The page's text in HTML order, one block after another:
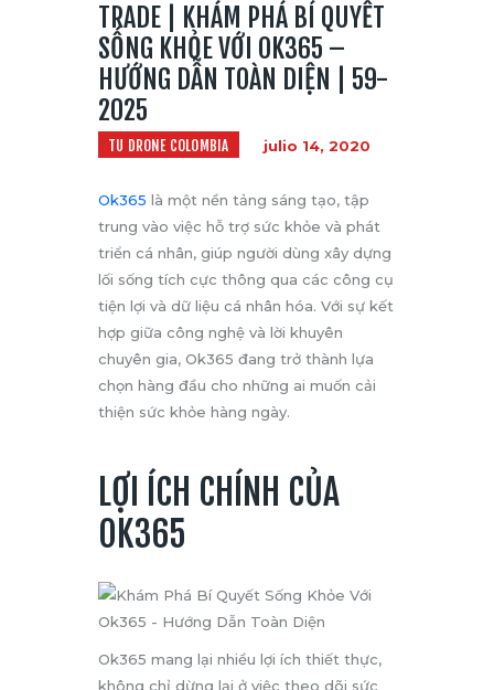
TRADE | KHÁM PHÁ BÍ QUYẾT
SỐNG KHỎE VỚI OK365 –
HƯỚNG DẪN TOÀN DIỆN | 59-
2025
TU DRONE COLOMBIA julio 14, 2020
Ok365 là một nền tảng sáng tạo, tập
trung vào việc hỗ trợ sức khỏe và phát
triển cá nhân, giúp người dùng xây dựng
lối sống tích cực thông qua các công cụ
tiện lợi và dữ liệu cá nhân hóa. Với sự kết
hợp giữa công nghệ và lời khuyên
chuyên gia, Ok365 đang trở thành lựa
chọn hàng đầu cho những ai muốn cải
thiện sức khỏe hàng ngày.
LỢI ÍCH CHÍNH CỦA
OK365
Ok365 mang lại nhiều lợi ích thiết thực,
không chỉ dừng lại ở việc theo dõi sức